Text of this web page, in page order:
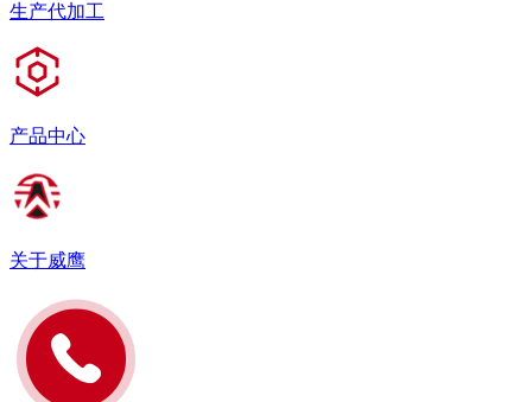
生产代加工
产品中心
关于威鹰